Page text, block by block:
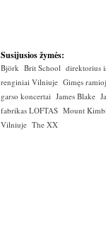
Susijusios žymės:
Björk Brit School direktorius
renginiai Vilniuje Gimęs
garso koncertai James Blake
fabrikas LOFTAS Mount
Vilniuje The XX